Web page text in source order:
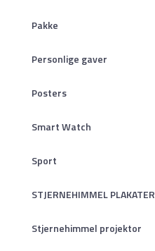
Pakke
Personlige gaver
Posters
Smart Watch
Sport
STJERNEHIMMEL PLAKATER
Stjernehimmel projektor